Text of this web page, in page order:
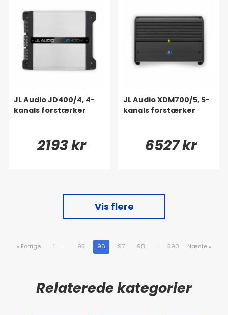
JL Audio JD400/4, 4-
kanals forstærker
2193 kr
JL Audio XDM700/5, 5-
kanals forstærker
6527 kr
Vis flere
« Forrige 1 .. 95 96 97 98 .. 590 Næste »